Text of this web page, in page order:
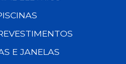
E JANELAS